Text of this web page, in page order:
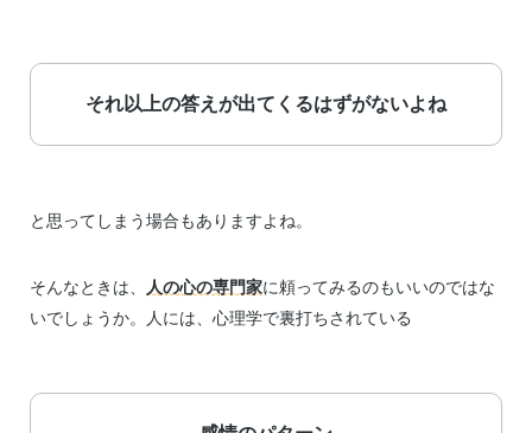
それ以上の答えが出てくるはずがないよね
と思ってしまう場合もありますよね。
そんなときは、 人の心の専門家に頼ってみるのもいいのではな
いでしょうか。人には、心理学で裏打ちされている